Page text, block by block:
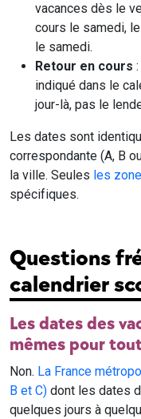
vacances dès le
cours le samedi,
le samedi.
Retour en cours
indiqué dans le
jour-là, pas le
Les dates sont
correspondante (A, B
la ville. Seules les
spécifiques.
Questions
calendrier
Les dates des
mêmes pour
Non. La France
B et C) dont les dates
quelques jours à